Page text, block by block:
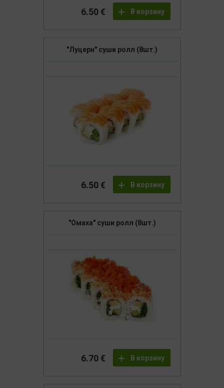
В корзину
6.50 €
"Луцерн" суши ролл (8шт.)
В корзину
6.50 €
"Омаха" суши ролл (8шт.)
В корзину
6.70 €